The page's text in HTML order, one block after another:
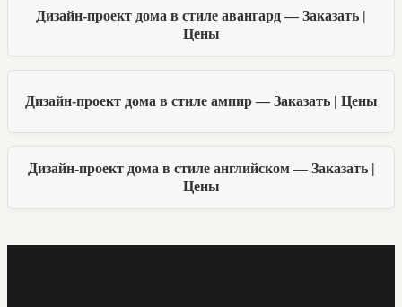
Дизайн-проект дома в стиле авангард — Заказать |
Цены
Дизайн-проект дома в стиле ампир — Заказать | Цены
Дизайн-проект дома в стиле английском — Заказать |
Цены